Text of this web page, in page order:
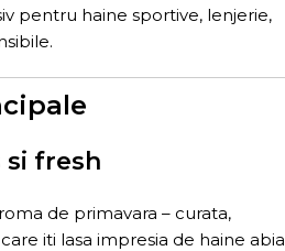
pentru haine sportive, lenjerie,
fresh
de primavara – curata,
iti lasa impresia de haine abia